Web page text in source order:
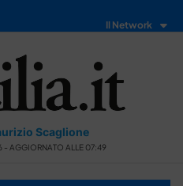
Il Network
Scaglione
- AGGIORNATO ALLE 07:49